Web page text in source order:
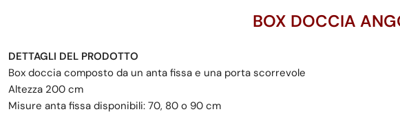
BOX DOCCIA
DETTAGLI DEL PRODOTTO
Box doccia composto da un anta fissa e una porta scorrevole
Altezza 200 cm
Misure anta fissa disponibili: 70, 80 o 90 cm